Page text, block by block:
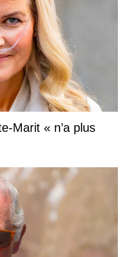
Marit « n’a plus